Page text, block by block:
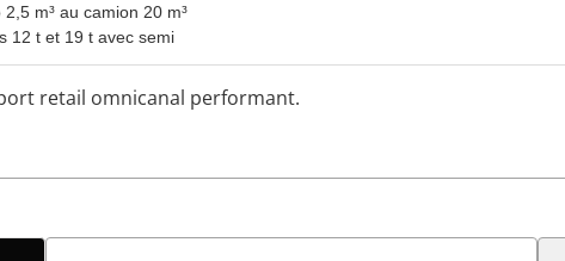
2,5 m³ au camion 20 m³
12 t et 19 t avec semi
retail omnicanal performant.